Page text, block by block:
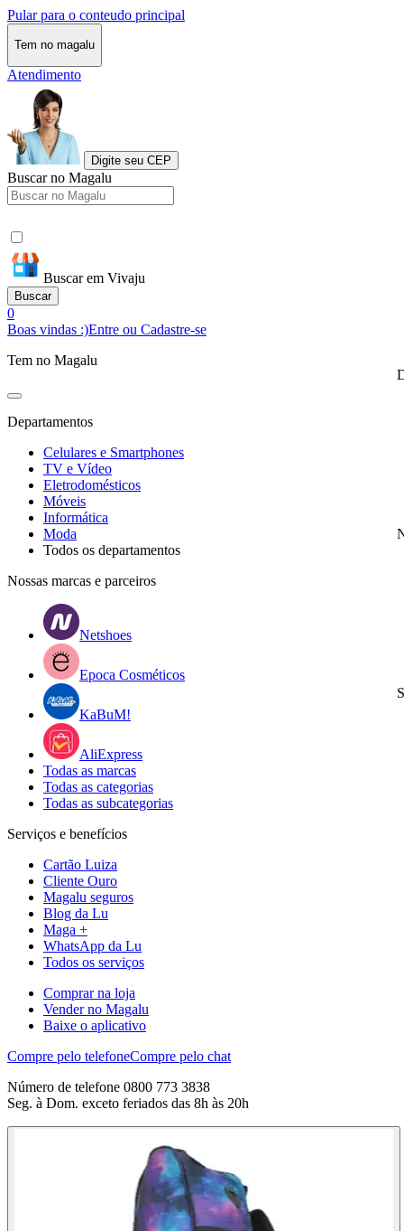
Pular para o conteudo principal
Tem no magalu
Atendimento
Digite seu CEP
Buscar no Magalu
Buscar em Vivaju
Buscar
0
Boas vindas :)Entre ou Cadastre-se
Tem no Magalu
Departamentos
Celulares e Smartphones
TV e Vídeo
Eletrodomésticos
Móveis
Informática
Moda
Todos os departamentos
Nossas marcas e parceiros
Netshoes
Epoca Cosméticos
KaBuM!
AliExpress
Todas as marcas
Todas as categorias
Todas as subcategorias
Serviços e benefícios
Cartão Luiza
Cliente Ouro
Magalu seguros
Blog da Lu
Maga +
WhatsApp da Lu
Todos os serviços
Comprar na loja
Vender no Magalu
Baixe o aplicativo
Compre pelo telefoneCompre pelo chat
Número de telefone 0800 773 3838
Seg. à Dom. exceto feriados das 8h às 20h